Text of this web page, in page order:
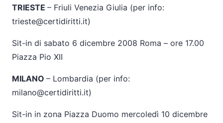
TRIESTE – Friuli Venezia Giulia (per info:
trieste@certidiritti.it)
Sit-in di sabato 6 dicembre 2008 Roma – ore 17.00
Piazza Pio XII
MILANO – Lombardia (per info:
milano@certidiritti.it)
Sit-in in zona Piazza Duomo mercoledì 10 dicembre